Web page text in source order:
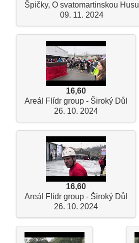
Špičky, O svatomartinskou Husu
09. 11. 2024
16,60
Areál Flídr group - Široký Důl
26. 10. 2024
16,60
Areál Flídr group - Široký Důl
26. 10. 2024